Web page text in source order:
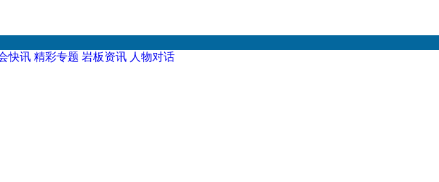
快讯 精彩专题 岩板资讯 人物对话